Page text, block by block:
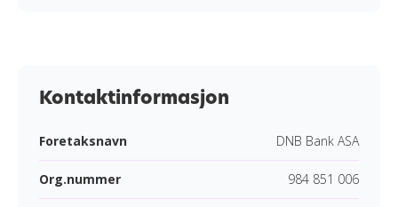
Kontaktinformasjon
Foretaksnavn DNB Bank ASA
Org.nummer 984 851 006